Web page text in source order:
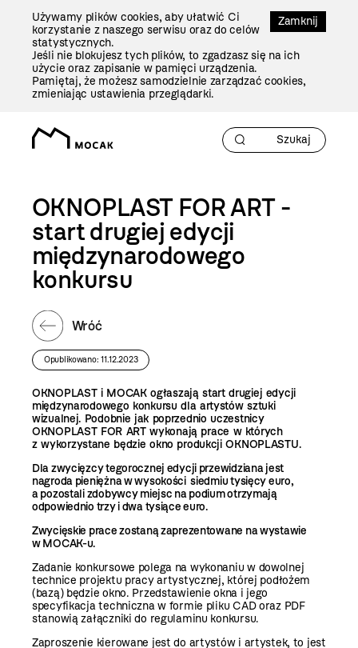
Zamknij
Używamy plików cookies, aby ułatwić Ci
korzystanie z naszego serwisu oraz do celów
statystycznych.
Jeśli nie blokujesz tych plików, to zgadzasz się na ich
użycie oraz zapisanie w pamięci urządzenia.
Pamiętaj, że możesz samodzielnie zarządzać cookies,
zmieniając ustawienia przeglądarki.
OKNOPLAST FOR ART -
start drugiej edycji
międzynarodowego
konkursu
Wróć
Opublikowano: 11.12.2023
OKNOPLAST i MOCAK ogłaszają start drugiej edycji
międzynarodowego konkursu dla artystów sztuki
wizualnej. Podobnie jak poprzednio uczestnicy
OKNOPLAST FOR ART wykonają prace w których
z wykorzystane będzie okno produkcji OKNOPLASTU.
Dla zwycięzcy tegorocznej edycji przewidziana jest
nagroda pieniężna w wysokości siedmiu tysięcy euro,
a pozostali zdobywcy miejsc na podium otrzymają
odpowiednio trzy i dwa tysiące euro.
Zwycięskie prace zostaną zaprezentowane na wystawie
w MOCAK-u.
Zadanie konkursowe polega na wykonaniu w dowolnej
technice projektu pracy artystycznej, której podłożem
(bazą) będzie okno. Przedstawienie okna i jego
specyfikacja techniczna w formie pliku CAD oraz PDF
stanowią załączniki do regulaminu konkursu.
Zaproszenie kierowane jest do artystów i artystek, to jest